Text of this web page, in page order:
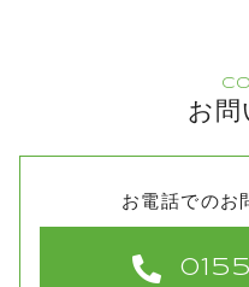
お問
お電話でのお